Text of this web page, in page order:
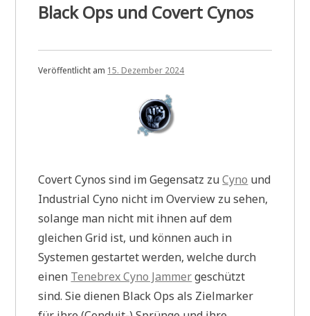
Black Ops und Covert Cynos
Veröffentlicht am 15. Dezember 2024
Covert Cynos sind im Gegensatz zuCyno und
Industrial Cyno nicht im Overview zu sehen,
solange man nicht mit ihnen auf dem
gleichen Grid ist, und können auch in
Systemen gestartet werden, welche durch
einen Tenebrex Cyno Jammergeschützt
sind. Sie dienen Black Ops als Zielmarker